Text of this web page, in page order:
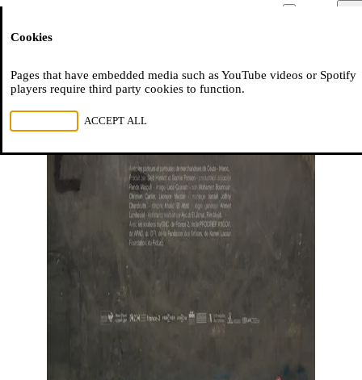
Cookies
Pages that have embedded media such as YouTube videos or Spotify
players require third party cookies to function.
ACCEPT ALL